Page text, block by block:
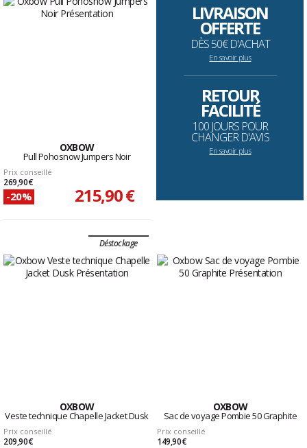
OXBOW
Pull Pohosnow Jumpers Noir
Prix conseillé
269,90 €
-20% 215,90 €
LIVRAISON
OFFERTE
DÈS 50€ D'ACHAT
En savoir plus
--------------------------------------------------------------------
RETOUR
FACILITÉ
100 JOURS POUR
CHANGER D'AVIS
En savoir plus
Déstockage
OXBOW
Veste technique Chapelle Jacket Dusk
Prix conseillé
209,90 €
OXBOW
Sac de voyage Pombie 50 Graphite
Prix conseillé
149,90 €